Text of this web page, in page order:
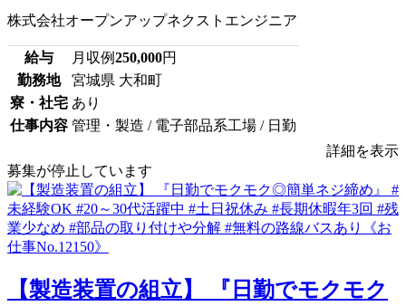
株式会社オープンアップネクストエンジニア
給与 月収例250,000円
勤務地
宮城県 大和町
寮・社宅 あり
仕事内容 管理・製造 / 電子部品系工場 / 日勤
詳細を表示
募集が停止しています
【製造装置の組立】 『日勤でモクモク